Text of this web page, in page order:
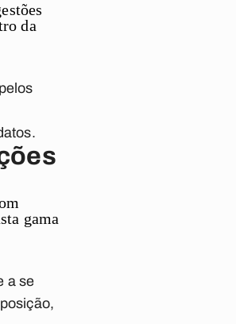
da
gama
a se